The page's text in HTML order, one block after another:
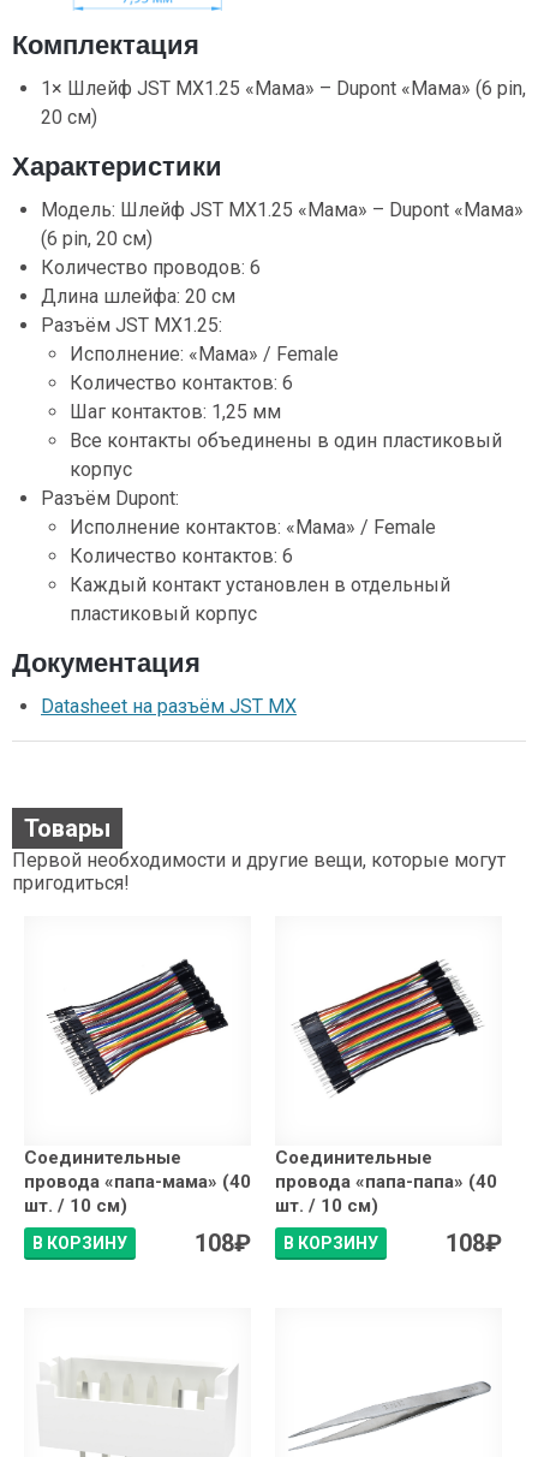
Комплектация
1× Шлейф JST MX1.25 «Мама» – Dupont «Мама» (6 pin,
20 см)
Характеристики
Модель: Шлейф JST MX1.25 «Мама» – Dupont «Мама»
(6 pin, 20 см)
Количество проводов: 6
Длина шлейфа: 20 см
Разъём JST MX1.25:
Исполнение: «Мама» / Female
Количество контактов: 6
Шаг контактов: 1,25 мм
Все контакты объединены в один пластиковый
корпус
Разъём Dupont:
Исполнение контактов: «Мама» / Female
Количество контактов: 6
Каждый контакт установлен в отдельный
пластиковый корпус
Документация
Datasheet на разъём JST MX
Товары
Первой необходимости и другие вещи, которые могут
пригодиться!
Соединительные
провода «папа-мама» (40
шт. / 10 см)
В КОРЗИНУ 108₽
Соединительные
провода «папа-папа» (40
шт. / 10 см)
В КОРЗИНУ 108₽